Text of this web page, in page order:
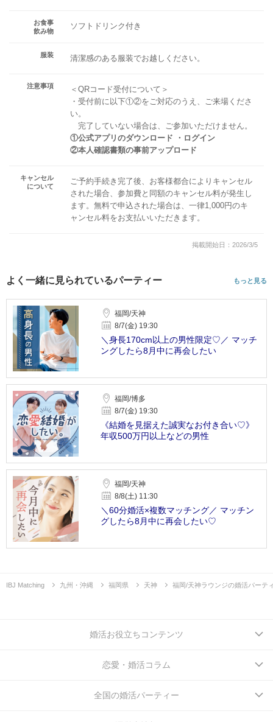
お食事
飲み物
ソフトドリンク付き
服装 清潔感のある服装でお越しください。
注意事項
＜QRコード受付について＞
・受付前に以下①②をご対応のうえ、ご来場くださ
い。
完了していない場合は、ご参加いただけません。
①公式アプリのダウンロード ・ログイン
②本人確認書類の事前アップロード
キャンセル
について
ご予約手続き完了後、お客様都合によりキャンセル
された場合、参加費と同額のキャンセル料が発生し
ます。無料で申込された場合は、一律1,000円のキ
ャンセル料をお支払いいただきます。
掲載開始日：2026/3/5
よく一緒に見られているパーティー もっと見る
福岡/天神
8/7(金) 19:30
＼身長170cm以上の男性限定♡／ マッチ
ングしたら8月中に再会したい
福岡/博多
8/7(金) 19:30
《結婚を見据えた誠実なお付き合い♡》
年収500万円以上などの男性
福岡/天神
8/8(土) 11:30
＼60分婚活×複数マッチング／ マッチン
グしたら8月中に再会したい♡
IBJ Matching 九州・沖縄 福岡県 天神 福岡/天神ラウンジの婚活パーテ
婚活お役立ちコンテンツ
恋愛・婚活コラム
全国の婚活パーティー